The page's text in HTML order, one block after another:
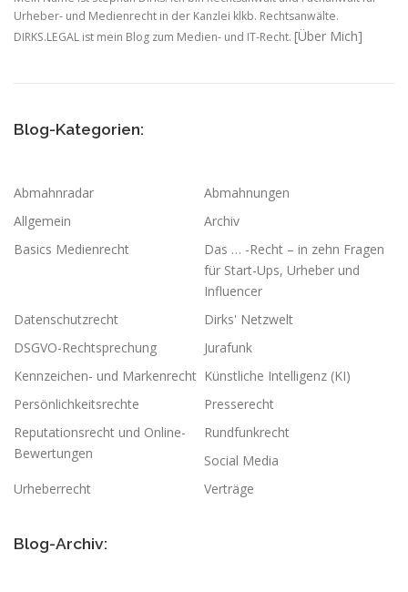
Urheber- und Medienrecht in der Kanzlei klkb. Rechtsanwälte.
DIRKS.LEGAL ist mein Blog zum Medien- und IT-Recht. [Über Mich]
Blog-Kategorien:
Abmahnradar
Abmahnungen
Allgemein
Archiv
Basics Medienrecht
Das … -Recht – in zehn Fragen
für Start-Ups, Urheber und
Influencer
Datenschutzrecht
Dirks' Netzwelt
DSGVO-Rechtsprechung
Jurafunk
Kennzeichen- und Markenrecht Künstliche Intelligenz (KI)
Persönlichkeitsrechte
Presserecht
Reputationsrecht und Online-
Bewertungen
Rundfunkrecht
Social Media
Urheberrecht
Verträge
Blog-Archiv: